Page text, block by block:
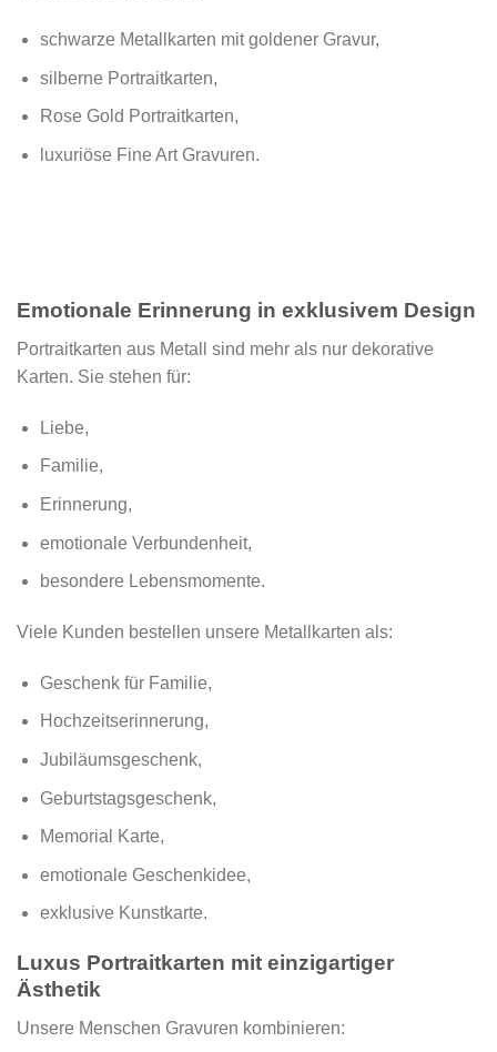
schwarze Metallkarten mit goldener Gravur,
silberne Portraitkarten,
Rose Gold Portraitkarten,
luxuriöse Fine Art Gravuren.
Emotionale Erinnerung in exklusivem Design
Portraitkarten aus Metall sind mehr als nur dekorative
Karten. Sie stehen für:
Liebe,
Familie,
Erinnerung,
emotionale Verbundenheit,
besondere Lebensmomente.
Viele Kunden bestellen unsere Metallkarten als:
Geschenk für Familie,
Hochzeitserinnerung,
Jubiläumsgeschenk,
Geburtstagsgeschenk,
Memorial Karte,
emotionale Geschenkidee,
exklusive Kunstkarte.
Luxus Portraitkarten mit einzigartiger
Ästhetik
Unsere Menschen Gravuren kombinieren: